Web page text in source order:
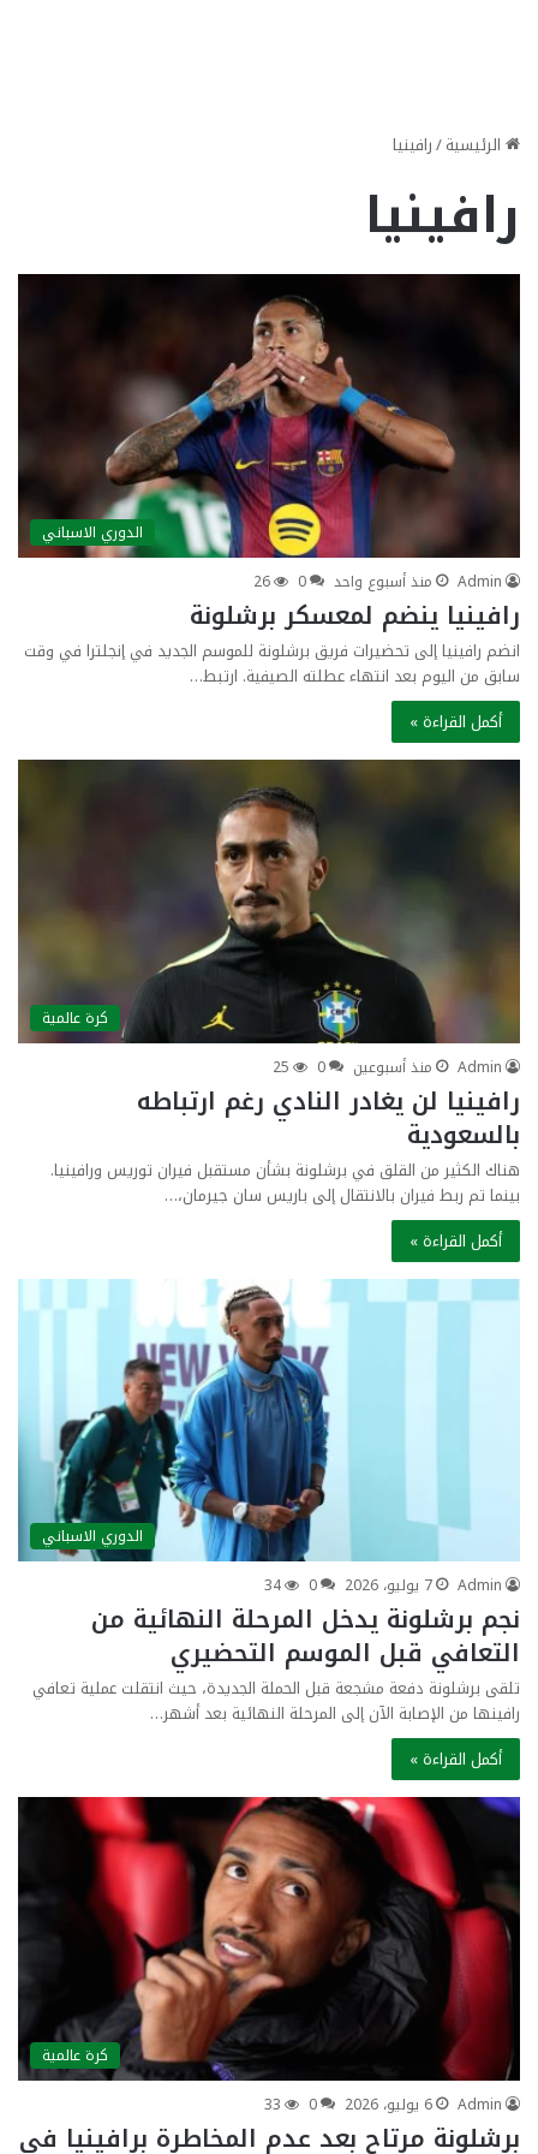
الرئيسية/رافينيا
رافينيا
الدوري الاسباني
Admin
منذ أسبوع واحد 0
26
رافينيا ينضم لمعسكر برشلونة
انضم رافينيا إلى تحضيرات فريق برشلونة للموسم الجديد في إنجلترا في وقت
سابق من اليوم بعد انتهاء عطلته الصيفية. ارتبط…
أكمل القراءة »
كرة عالمية
Admin
منذ أسبوعين 0
25
رافينيا لن يغادر النادي رغم ارتباطه
بالسعودية
هناك الكثير من القلق في برشلونة بشأن مستقبل فيران توريس ورافينيا.
بينما تم ربط فيران بالانتقال إلى باريس سان جيرمان،…
أكمل القراءة »
الدوري الاسباني
Admin
7 يوليو، 2026 0
34
نجم برشلونة يدخل المرحلة النهائية من
التعافي قبل الموسم التحضيري
تلقى برشلونة دفعة مشجعة قبل الحملة الجديدة، حيث انتقلت عملية تعافي
رافينها من الإصابة الآن إلى المرحلة النهائية بعد أشهر…
أكمل القراءة »
كرة عالمية
Admin
6 يوليو، 2026 0
33
برشلونة مرتاح بعد عدم المخاطرة برافينيا في